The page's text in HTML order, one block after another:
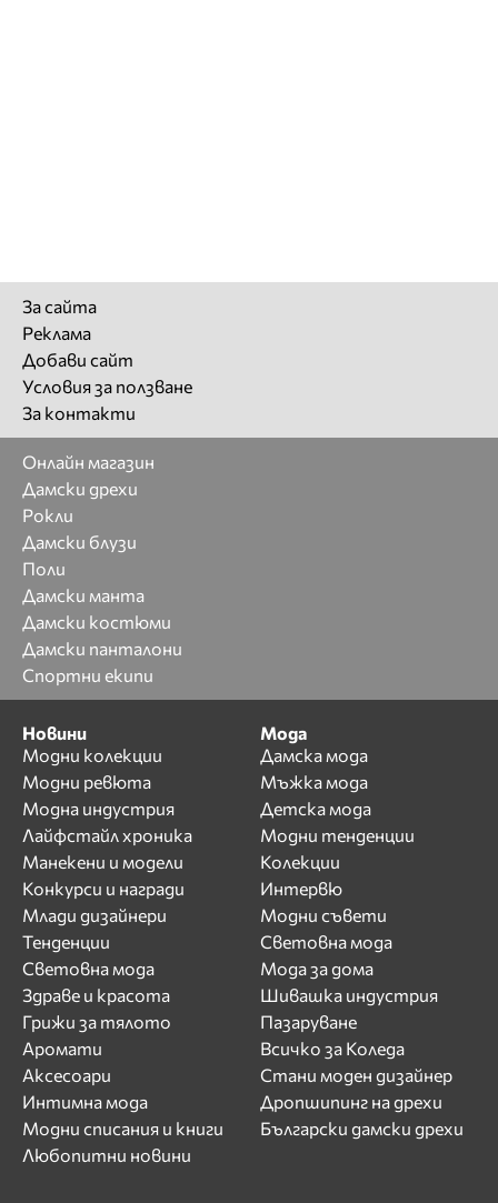
За сайта
Реклама
Добави сайт
Условия за ползване
За контакти
Онлайн магазин
Дамски дрехи
Рокли
Дамски блузи
Поли
Дамски манта
Дамски костюми
Дамски панталони
Спортни екипи
Новини
Модни колекции
Модни ревюта
Модна индустрия
Лайфстайл хроника
Манекени и модели
Конкурси и награди
Млади дизайнери
Тенденции
Световна мода
Здраве и красота
Грижи за тялото
Аромати
Аксесоари
Интимна мода
Модни списания и книги
Любопитни новини
Мода
Дамска мода
Мъжка мода
Детска мода
Модни тенденции
Колекции
Интервю
Модни съвети
Световна мода
Мода за дома
Шивашка индустрия
Пазаруване
Всичко за Коледа
Стани моден дизайнер
Дропшипинг на дрехи
Български дамски дрехи